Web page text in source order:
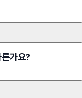
가요?